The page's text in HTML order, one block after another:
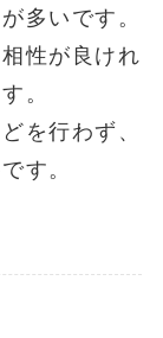
多いです。
性が良けれ
。
を行わず、
す。